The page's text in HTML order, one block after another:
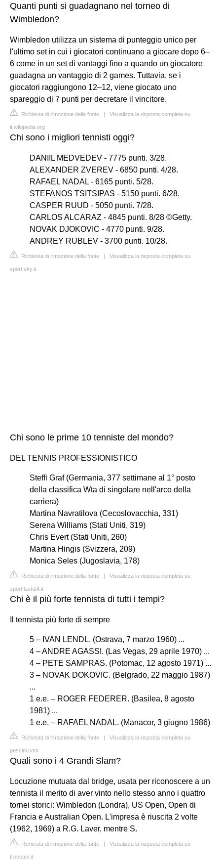
Quanti punti si guadagnano nel torneo di
Wimbledon?
Wimbledon utilizza un sistema di punteggio unico per
l'ultimo set in cui i giocatori continuano a giocare dopo 6–
6 come in un set di vantaggi fino a quando un giocatore
guadagna un vantaggio di 2 games. Tuttavia, se i
giocatori raggiungono 12–12, viene giocato uno
spareggio di 7 punti per decretare il vincitore.
Richiesta di rimozione della fonte | Visualizza la risposta completa su
it.wikipedia.org
Chi sono i migliori tennisti oggi?
DANIIL MEDVEDEV - 7775 punti. 3/28.
ALEXANDER ZVEREV - 6850 punti. 4/28.
RAFAEL NADAL - 6165 punti. 5/28.
STEFANOS TSITSIPAS - 5150 punti. 6/28.
CASPER RUUD - 5050 punti. 7/28.
CARLOS ALCARAZ - 4845 punti. 8/28 ©Getty.
NOVAK DJOKOVIC - 4770 punti. 9/28.
ANDREY RUBLEV - 3700 punti. 10/28.
Richiesta di rimozione della fonte | Visualizza la risposta completa su
sport.sky.it
Chi sono le prime 10 tenniste del mondo?
DEL TENNIS PROFESSIONISTICO
Steffi Graf (Germania, 377 settimane al 1° posto
della classifica Wta di singolare nell'arco della
carriera)
Martina Navratilova (Cecoslovacchia, 331)
Serena Williams (Stati Uniti, 319)
Chris Evert (Stati Uniti, 260)
Martina Hingis (Svizzera, 209)
Monica Seles (Jugoslavia, 178)
Richiesta di rimozione della fonte | Visualizza la risposta completa su
sportflash24.it
Chi è il più forte tennista di tutti i tempi?
Il tennista più forte di sempre
5 – IVAN LENDL. (Ostrava, 7 marzo 1960) ...
4 – ANDRE AGASSI. (Las Vegas, 29 aprile 1970) ...
4 – PETE SAMPRAS. (Potomac, 12 agosto 1971) ...
3 – NOVAK DOKOVIC. (Belgrado, 22 maggio 1987)
...
1 e.e. – ROGER FEDERER. (Basilea, 8 agosto
1981) ...
1 e.e. – RAFAEL NADAL. (Manacor, 3 giugno 1986)
Richiesta di rimozione della fonte | Visualizza la risposta completa su
pescini.com
Quali sono i 4 Grandi Slam?
Locuzione mutuata dal bridge, usata per riconoscere a un
tennista il merito di aver vinto nello stesso anno i quattro
tornei storici: Wimbledon (Londra), US Open, Open di
Francia e Australian Open. L'impresa è riuscita 2 volte
(1962, 1969) a R.G. Laver, mentre S.
Richiesta di rimozione della fonte | Visualizza la risposta completa su
treccani.it